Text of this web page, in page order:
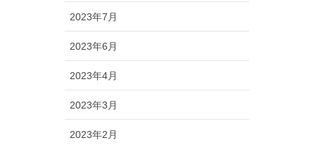
2023年7月
2023年6月
2023年4月
2023年3月
2023年2月